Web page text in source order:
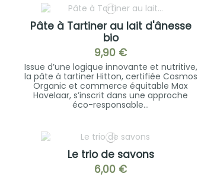
Pâte à Tartiner au lait d'ânesse
bio
9,90 €
Issue d’une logique innovante et nutritive,
la pâte à tartiner Hitton, certifiée Cosmos
Organic et commerce équitable Max
Havelaar, s’inscrit dans une approche
éco-responsable...
Le trio de savons
6,00 €